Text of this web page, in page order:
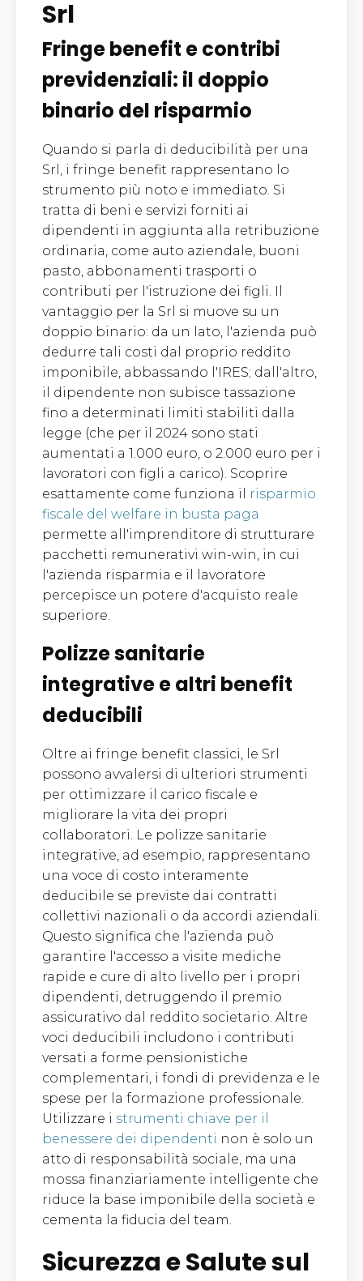
Srl
Fringe benefit e contribi
previdenziali: il doppio
binario del risparmio
Quando si parla di deducibilità per una
Srl, i fringe benefit rappresentano lo
strumento più noto e immediato. Si
tratta di beni e servizi forniti ai
dipendenti in aggiunta alla retribuzione
ordinaria, come auto aziendale, buoni
pasto, abbonamenti trasporti o
contributi per l'istruzione dei figli. Il
vantaggio per la Srl si muove su un
doppio binario: da un lato, l'azienda può
dedurre tali costi dal proprio reddito
imponibile, abbassando l'IRES; dall'altro,
il dipendente non subisce tassazione
fino a determinati limiti stabiliti dalla
legge (che per il 2024 sono stati
aumentati a 1.000 euro, o 2.000 euro per i
lavoratori con figli a carico). Scoprire
esattamente come funziona il
risparmio
fiscale del welfare in busta paga
permette all'imprenditore di strutturare
pacchetti remunerativi win-win, in cui
l'azienda risparmia e il lavoratore
percepisce un potere d'acquisto reale
superiore.
Polizze sanitarie
integrative e altri benefit
deducibili
Oltre ai fringe benefit classici, le Srl
possono avvalersi di ulteriori strumenti
per ottimizzare il carico fiscale e
migliorare la vita dei propri
collaboratori. Le polizze sanitarie
integrative, ad esempio, rappresentano
una voce di costo interamente
deducibile se previste dai contratti
collettivi nazionali o da accordi aziendali.
Questo significa che l'azienda può
garantire l'accesso a visite mediche
rapide e cure di alto livello per i propri
dipendenti, detruggendo il premio
assicurativo dal reddito societario. Altre
voci deducibili includono i contributi
versati a forme pensionistiche
complementari, i fondi di previdenza e le
spese per la formazione professionale.
Utilizzare i strumenti chiave per il
benessere dei dipendenti non è solo un
atto di responsabilità sociale, ma una
mossa finanziariamente intelligente che
riduce la base imponibile della società e
cementa la fiducia del team.
Sicurezza e Salute sul